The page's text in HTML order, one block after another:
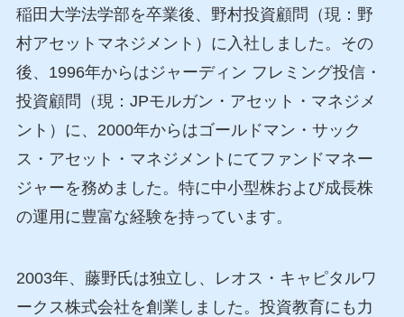
稲田大学法学部を卒業後、野村投資顧問（現：野
村アセットマネジメント）に入社しました。その
後、1996年からはジャーディン フレミング投信・
投資顧問（現：JPモルガン・アセット・マネジメ
ント）に、2000年からはゴールドマン・サック
ス・アセット・マネジメントにてファンドマネー
ジャーを務めました。特に中小型株および成長株
の運用に豊富な経験を持っています。
2003年、藤野氏は独立し、レオス・キャピタルワ
ークス株式会社を創業しました。投資教育にも力